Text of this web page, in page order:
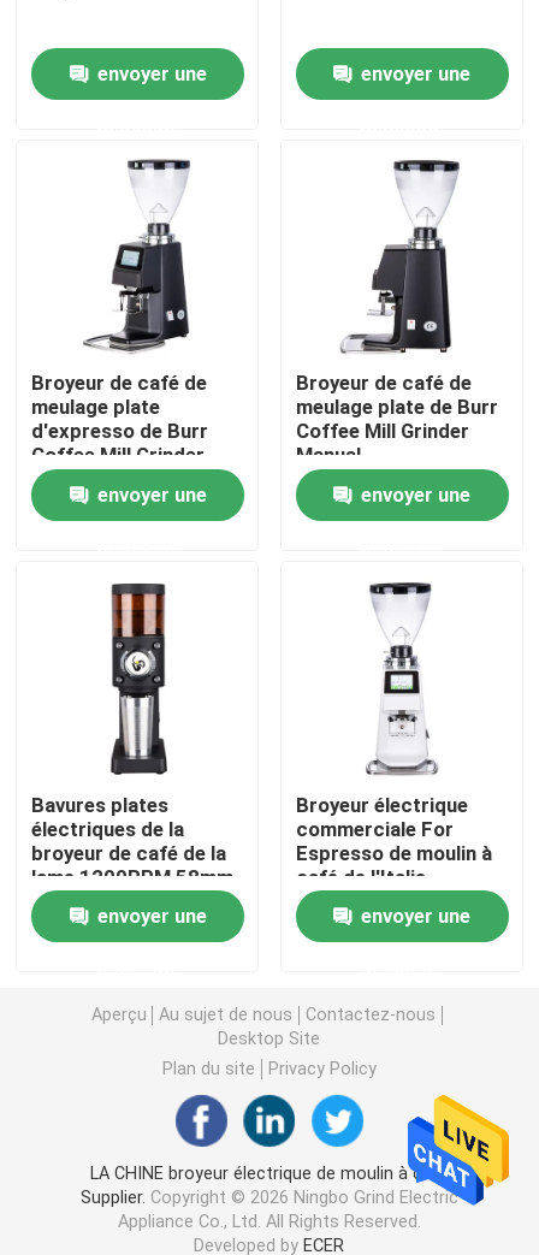
Produits
Au sujet de nous
Visite d'usine
Contrôle de qualité
Contactez-nous
Broyeur de grain de café
Burr Coffee Grinder
Broyeur de café de Doserless
broyeur de café commerciale
Broyeur de café d'écran tactile
Broyeur de café de ménage
Broyeur de café extérieure
Broyeur de café de main
envoyer une envoyer une
Broyeur de café de
meulage plate
d'expresso de Burr
Coffee Mill Grinder
Commercial
envoyer une
Broyeur de café de
meulage plate de Burr
Coffee Mill Grinder
Manual
envoyer une
Bavures plates
électriques de la
broyeur de café de la
lame 1200RPM 58mm
envoyer une
Broyeur électrique
commerciale For
Espresso de moulin à
café de l'Italie
envoyer une
Aperçu Au sujet de nous
Contactez-nous
Desktop Site
Plan du site
Privacy Policy
LA CHINE broyeur électrique de moulin à café
Supplier. Copyright © 2026 Ningbo Grind Electric
Appliance Co., Ltd. All Rights Reserved.
Developed by ECER